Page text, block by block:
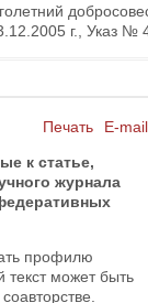
г., Указ №
Печать
E-mail
к статье,
журнала
профилю
текст может быть